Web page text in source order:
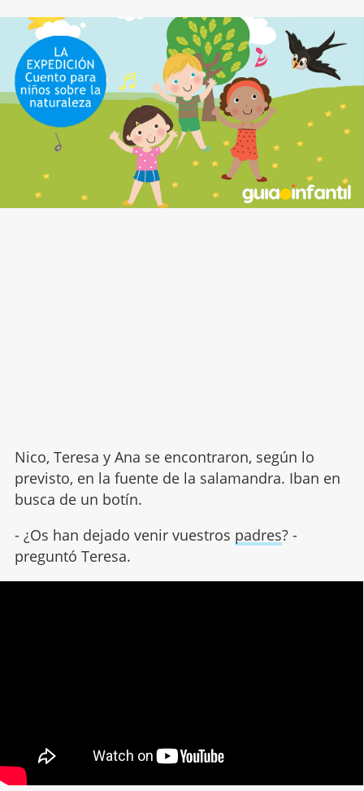
Nico, Teresa y Ana se encontraron, según lo
previsto, en la fuente de la salamandra. Iban en
busca de un botín.
- ¿Os han dejado venir vuestros padres? -
preguntó Teresa.